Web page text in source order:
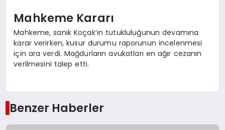
Mahkeme Kararı
Mahkeme, sanık Koçak’ın tutukluluğunun devamına
karar verirken, kusur durumu raporunun incelenmesi
için ara verdi. Mağdurların avukatları en ağır cezanın
verilmesini talep etti.
Benzer Haberler